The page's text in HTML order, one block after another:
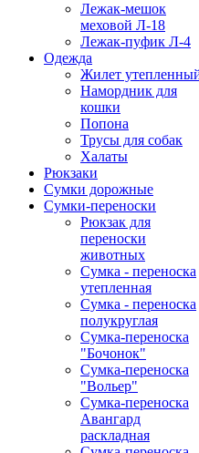
Лежак-мешок
меховой Л-18
Лежак-пуфик Л-4
Одежда
Жилет
Намордник для
кошки
Попона
Трусы для собак
Халаты
Рюкзаки
Сумки дорожные
Сумки-переноски
Рюкзак для
переноски
животных
Сумка - переноска
утепленная
Сумка - переноска
полукруглая
Сумка-переноска
"Бочонок"
Сумка-переноска
"Вольер"
Сумка-переноска
Авангард
раскладная